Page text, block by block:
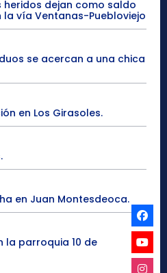
heridos dejan como saldo
vía Ventanas-Puebloviejo
se acercan a una chica
en Los Girasoles.
en Juan Montesdeoca.
la parroquia 10 de